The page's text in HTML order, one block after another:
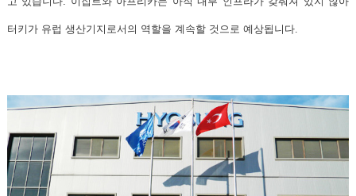
터키가 유럽 생산기지로서의 역할을 계속할 것으로 예상됩니다.